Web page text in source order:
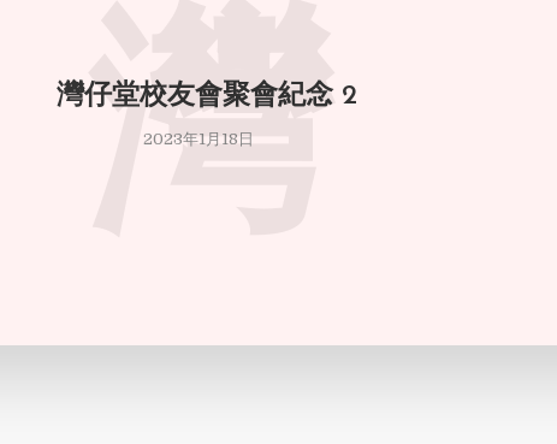
灣仔堂校友會聚會紀念 2
2023年1月18日
灣